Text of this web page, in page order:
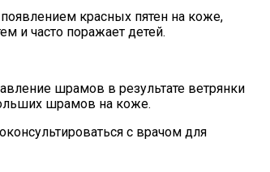
красных пятен на коже,
и часто поражает детей.
шрамов в результате ветрянки
шрамов на коже.
с врачом для